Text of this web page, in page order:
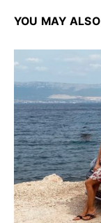
YOU MAY